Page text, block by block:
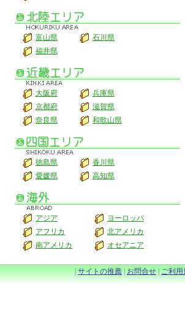
富山県
石川県
福井県
大阪府
兵庫県
京都府
滋賀県
奈良県
和歌山県
徳島県
香川県
愛媛県
高知県
アジア
ヨーロッパ
アフリカ
北アメリカ
南アメリカ
オセアニア
|サイトの推薦|お問合せ|ご利用